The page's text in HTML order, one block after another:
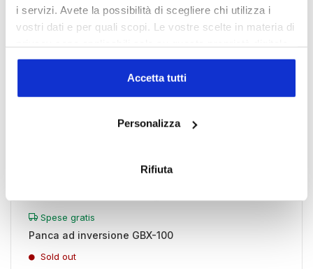
i servizi. Avete la possibilità di scegliere chi utilizza i
vostri dati e per quali scopi. Le vostre scelte in materia di
in cui avete effettuato le vostre scelte. È possibile
modificare o revocare il proprio consenso in qualsiasi
momento dalla Dichiarazione sui cookie o facendo clic
raccogliere informazioni sulla tua posizione
Identificare il tuo dispositivo, scansionandolo
attivamente alla ricerca di caratteristiche specifiche
Accetta tutti
Personalizza
Rifiuta
Spese gratis
Panca ad inversione GBX-100
Sold out